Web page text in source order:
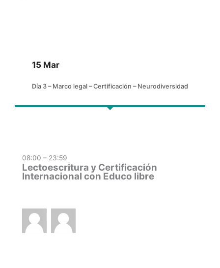
15 Mar
Día 3 – Marco legal – Certificación – Neurodiversidad
08:00 – 23:59
Lectoescritura y Certificación
Internacional con Educo libre